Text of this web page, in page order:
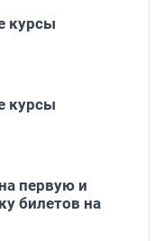
курсы
курсы
первую и
билетов на